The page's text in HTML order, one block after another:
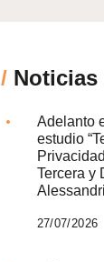
/Noticias
Adelanto
estudio
Tercera y
Alessandri
27/07/2026